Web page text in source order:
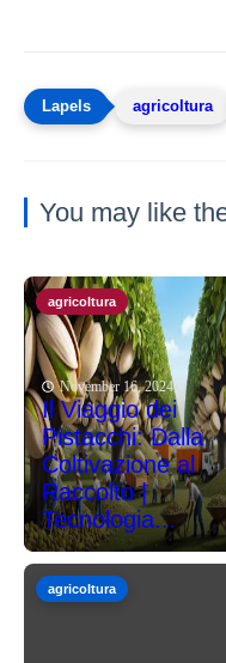
agricoltura
You may like
agricoltura
November 16, 2024
Il Viaggio dei
Pistacchi: Dalla
Coltivazione al
Raccolto |
Tecnologia...
agricoltura